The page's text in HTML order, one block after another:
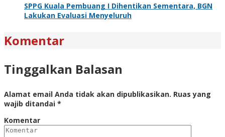
SPPG Kuala Pembuang I Dihentikan Sementara, BGN
Lakukan Evaluasi Menyeluruh
Komentar
Tinggalkan Balasan
Alamat email Anda tidak akan dipublikasikan. Ruas yang
wajib ditandai *
Komentar